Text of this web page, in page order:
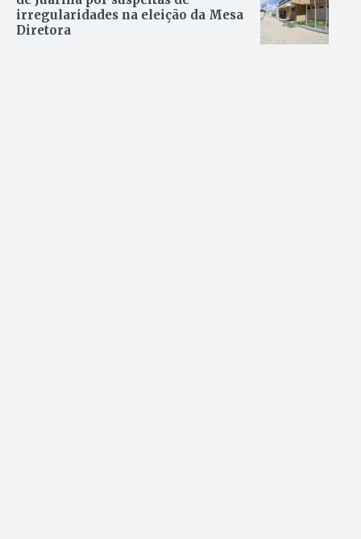
irregularidades na eleição da Mesa
Diretora